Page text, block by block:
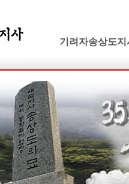
기려자송상도지
연보 및 가계도
기려수필집필동기
생애와사상
유묵과유품
연혁지
추모의글